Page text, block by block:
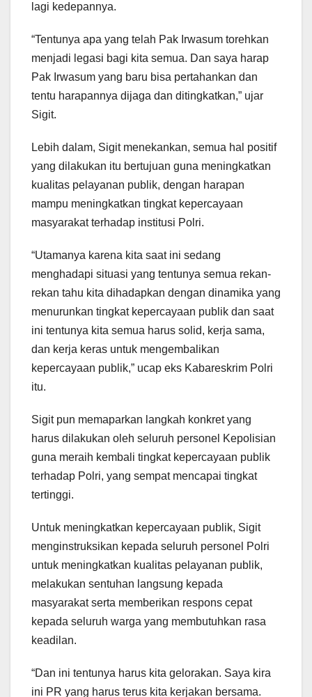
lagi kedepannya.
“Tentunya apa yang telah Pak Irwasum torehkan
menjadi legasi bagi kita semua. Dan saya harap
Pak Irwasum yang baru bisa pertahankan dan
tentu harapannya dijaga dan ditingkatkan,” ujar
Sigit.
Lebih dalam, Sigit menekankan, semua hal positif
yang dilakukan itu bertujuan guna meningkatkan
kualitas pelayanan publik, dengan harapan
mampu meningkatkan tingkat kepercayaan
masyarakat terhadap institusi Polri.
“Utamanya karena kita saat ini sedang
menghadapi situasi yang tentunya semua rekan-
rekan tahu kita dihadapkan dengan dinamika yang
menurunkan tingkat kepercayaan publik dan saat
ini tentunya kita semua harus solid, kerja sama,
dan kerja keras untuk mengembalikan
kepercayaan publik,” ucap eks Kabareskrim Polri
itu.
Sigit pun memaparkan langkah konkret yang
harus dilakukan oleh seluruh personel Kepolisian
guna meraih kembali tingkat kepercayaan publik
terhadap Polri, yang sempat mencapai tingkat
tertinggi.
Untuk meningkatkan kepercayaan publik, Sigit
menginstruksikan kepada seluruh personel Polri
untuk meningkatkan kualitas pelayanan publik,
melakukan sentuhan langsung kepada
masyarakat serta memberikan respons cepat
kepada seluruh warga yang membutuhkan rasa
keadilan.
“Dan ini tentunya harus kita gelorakan. Saya kira
ini PR yang harus terus kita kerjakan bersama.